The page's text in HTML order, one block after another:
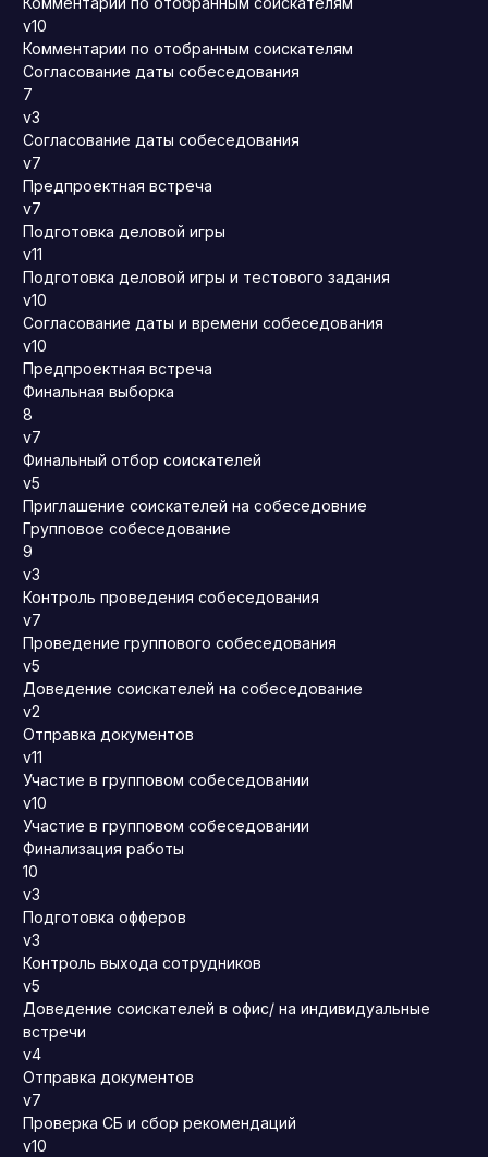
v10
Комментарии по отобранным соискателям
Согласование даты собеседования
7
v3
Согласование даты собеседования
v7
Предпроектная встреча
v7
Подготовка деловой игры
v11
Подготовка деловой игры и тестового задания
v10
Согласование даты и времени собеседования
v10
Предпроектная встреча
Финальная выборка
8
v7
Финальный отбор соискателей
v5
Приглашение соискателей на собеседовние
Групповое собеседование
9
v3
Контроль проведения собеседования
v7
Проведение группового собеседования
v5
Доведение соискателей на собеседование
v2
Отправка документов
v11
Участие в групповом собеседовании
v10
Участие в групповом собеседовании
Финализация работы
10
v3
Подготовка офферов
v3
Контроль выхода сотрудников
v5
Доведение соискателей в офис/ на индивидуальные
встречи
v4
Отправка документов
v7
Проверка СБ и сбор рекомендаций
v10